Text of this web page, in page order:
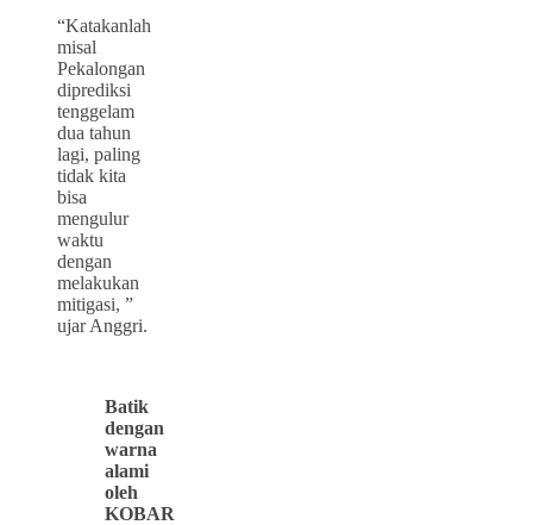
“Katakanlah
misal
Pekalongan
diprediksi
tenggelam
dua tahun
lagi, paling
tidak kita
bisa
mengulur
waktu
dengan
melakukan
mitigasi, ”
ujar Anggri.
Batik
dengan
warna
alami
oleh
KOBAR